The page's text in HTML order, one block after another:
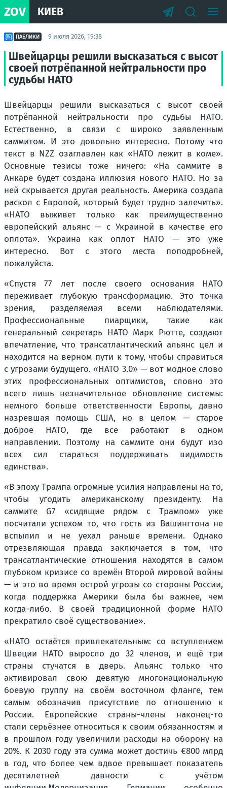
ZOV КИЕВ
ПАБЛИКИ 9 июля 2026, 19:38
Швейцарцы решили высказаться с высот
своей потрёпанной нейтральности про
судьбы НАТО
Швейцарцы решили высказаться с высот своей
потрёпанной нейтральности про судьбы НАТО.
Естественно, в связи с широко заявленным
саммитом. И это довольно интересно. Потому что
текст в NZZ озаглавлен как «НАТО лежит в коме».
Основные тезисы тоже ничего: «На саммите в
Анкаре будет создана иллюзия нового НАТО. Но за
ней скрывается другая реальность. Америка создала
раскол с Европой, который будет трудно залечить».
«НАТО выживет только как преимущественно
европейский альянс — с Украиной в качестве его
оплота». Украина как оплот НАТО — это уже
интересно. Вот с этого места поподробней,
пожалуйста.
«Спустя 77 лет после своего основания НАТО
переживает глубокую трансформацию. Это точка
зрения, разделяемая всеми наблюдателями.
Профессиональные пиарщики, такие как
генеральный секретарь НАТО Марк Рютте, создают
впечатление, что трансатлантический альянс цел и
находится на верном пути к тому, чтобы справиться
с угрозами будущего. «НАТО 3.0» — вот модное слово
этих профессиональных оптимистов, словно это
всего лишь незначительное обновление системы:
немного больше ответственности Европы, давно
назревшая помощь США, но в целом — старое
доброе НАТО, где все работают в одном
направлении. Поэтому на саммите они будут изо
всех сил стараться поддерживать видимость
единства».
«В эпоху Трампа огромные усилия направлены на то,
чтобы угодить американскому президенту. На
саммите G7 «сидящие рядом с Трампом» уже
посчитали успехом то, что гость из Вашингтона не
вспылил и не уехал раньше времени. Однако
отрезвляющая правда заключается в том, что
трансатлантические отношения находятся в самом
глубоком кризисе со времён Второй мировой войны
— и это во время острой угрозы со стороны России,
когда поддержка Америки была бы важнее, чем
когда-либо. В своей традиционной форме НАТО
прекратило своё существование».
«НАТО остаётся привлекательным: со вступлением
Швеции НАТО выросло до 32 членов, и ещё три
страны стучатся в дверь. Альянс только что
активировал свою девятую многонациональную
боевую группу на своём восточном фланге, тем
самым обозначив присутствие по отношению к
России. Европейские страны-члены наконец-то
стали серьёзнее относиться к своим обязанностям и
в прошлом году увеличили расходы на оборону на
20%. К 2030 году эта сумма может достичь €800 млрд
в год, что более чем вдвое превышает показатель
десятилетней давности с учётом